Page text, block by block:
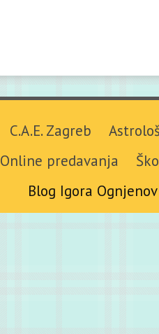
C.A.E. Zagreb
Online predavanja
Blog Igora